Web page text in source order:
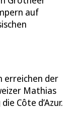
auf
erreichen der
Mathias
Côte d’Azur.